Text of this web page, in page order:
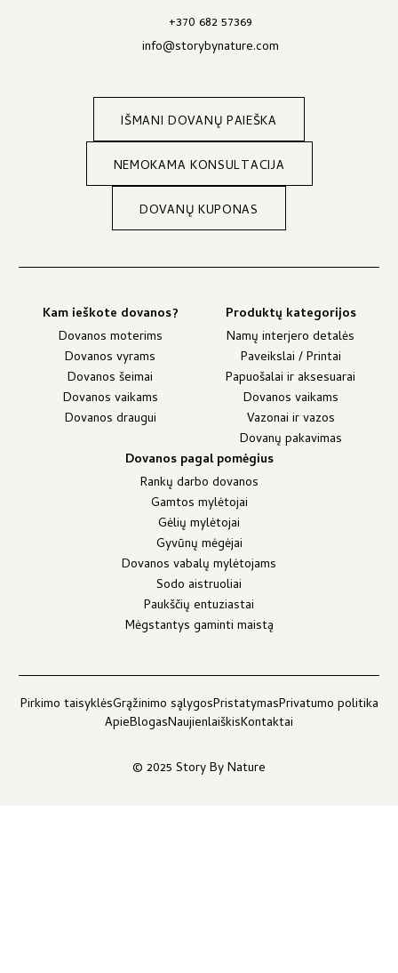
+370 682 57369
info@storybynature.com
IŠMANI DOVANŲ PAIEŠKA
NEMOKAMA KONSULTACIJA
DOVANŲ KUPONAS
Kam ieškote dovanos?
Dovanos moterims
Dovanos vyrams
Dovanos šeimai
Dovanos vaikams
Dovanos draugui
Produktų kategorijos
Namų interjero detalės
Paveikslai / Printai
Papuošalai ir aksesuarai
Dovanos vaikams
Vazonai ir vazos
Dovanų pakavimas
Dovanos pagal pomėgius
Rankų darbo dovanos
Gamtos mylėtojai
Gėlių mylėtojai
Gyvūnų mėgėjai
Dovanos vabalų mylėtojams
Sodo aistruoliai
Paukščių entuziastai
Mėgstantys gaminti maistą
© 2025 Story By Nature
Pirkimo taisyklėsGrąžinimo sąlygosPristatymasPrivatumo politika
ApieBlogasNaujienlaiškisKontaktai